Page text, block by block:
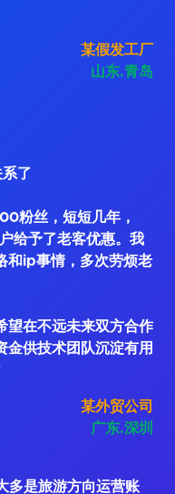
某假发工厂
山东.青岛
了
粉丝，短短几年，
给予了老客优惠。我
和ip事情，多次劳烦老
望在不远未来双方合作
金供技术团队沉淀有用
某外贸公司
广东.深圳
多是旅游方向运营账